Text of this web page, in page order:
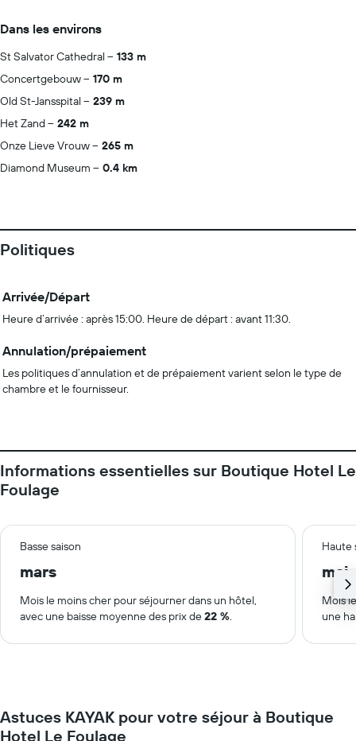
Dans les environs
St Salvator Cathedral
133 m
Concertgebouw
170 m
Old St-Jansspital
239 m
Het Zand
242 m
Onze Lieve Vrouw
265 m
Diamond Museum
0.4 km
Politiques
Arrivée/Départ
Heure d’arrivée : après 15:00. Heure de départ : avant 11:30.
Annulation/prépaiement
Les politiques d’annulation et de prépaiement varient selon le type de
chambre et le fournisseur.
Informations essentielles sur Boutique Hotel Le
Foulage
Basse saison Haute
mars mai
Mois le moins cher pour séjourner dans un hôtel,
avec une baisse moyenne des prix de22 %.
Mois
une
Astuces KAYAK pour votre séjour à Boutique
Hotel Le Foulage